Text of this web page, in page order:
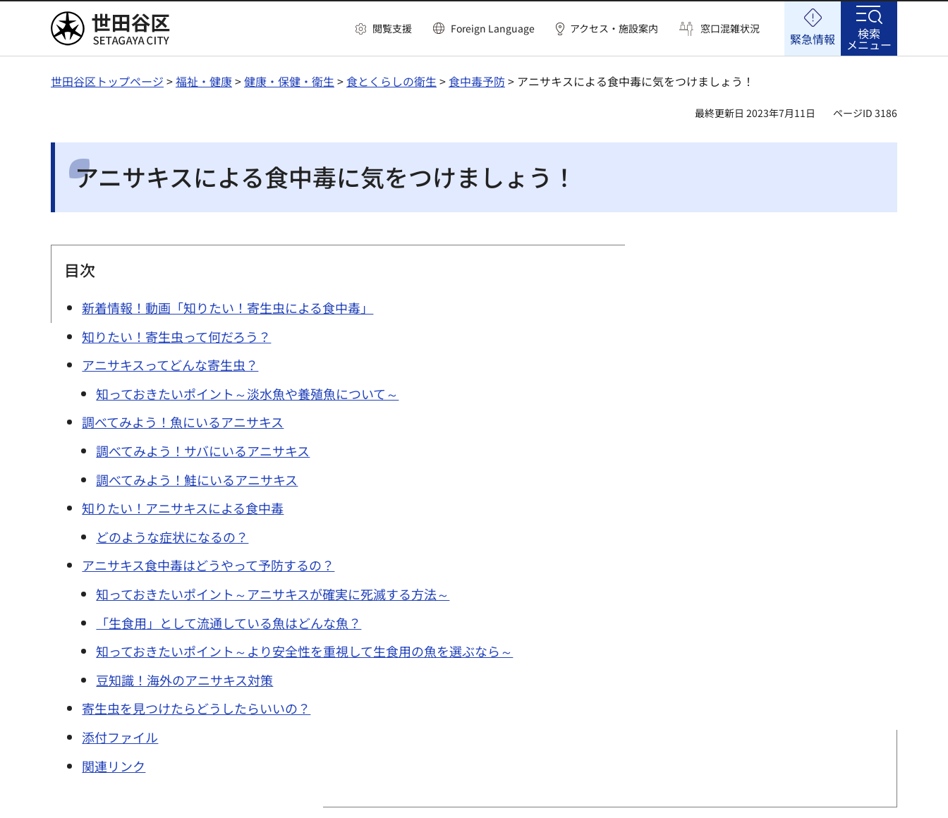
世田谷区 閲覧支援 Foreign Language アクセス・施設案内 窓口混雑状況
緊急情報 検索
メニュー
世田谷区トップページ >福祉・健康>健康・保健・衛生 >食とくらしの衛生 >食中毒予防> アニサキスによる食中毒に気をつけましょう！
最終更新日 2023年7月11日 ページID 3186
アニサキスによる食中毒に気をつけましょう！
目次
新着情報！動画「知りたい！寄生虫による食中毒」
知りたい！寄生虫って何だろう？
アニサキスってどんな寄生虫？
知っておきたいポイント～淡水魚や養殖魚について～
調べてみよう！魚にいるアニサキス
調べてみよう！サバにいるアニサキス
調べてみよう！鮭にいるアニサキス
知りたい！アニサキスによる食中毒
どのような症状になるの？
アニサキス食中毒はどうやって予防するの？
知っておきたいポイント～アニサキスが確実に死滅する方法～
「生食用」として流通している魚はどんな魚？
知っておきたいポイント～より安全性を重視して生食用の魚を選ぶなら～
豆知識！海外のアニサキス対策
寄生虫を見つけたらどうしたらいいの？
添付ファイル
関連リンク